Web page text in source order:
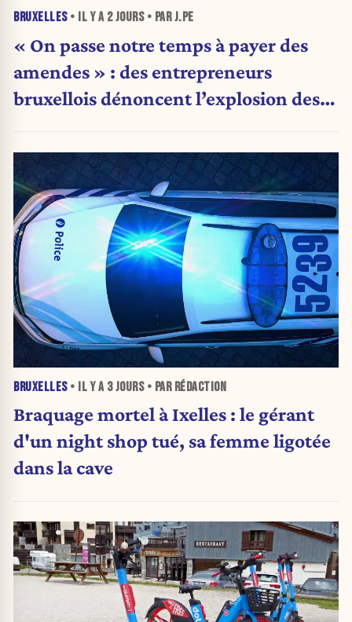
BRUXELLES• IL Y A 2 JOURS• PAR J.PE
« On passe notre temps à payer des
amendes » : des entrepreneurs
bruxellois dénoncent l’explosion des
BRUXELLES• IL Y A 3 JOURS• PAR RÉDACTION
Braquage mortel à Ixelles : le gérant
d'un night shop tué, sa femme ligotée
dans la cave